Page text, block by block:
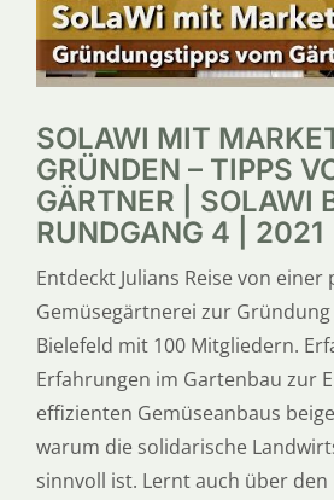
SOLAWI MIT
GRÜNDEN – TIPPS
GÄRTNER | SOLAWI
RUNDGANG 4 | 2021
Entdeckt Julians Reise von
Gemüsegärtnerei zur Gründung
Bielefeld mit 100 Mitgliedern.
Erfahrungen im Gartenbau zur
effizienten Gemüseanbaus
warum die solidarische
sinnvoll ist. Lernt auch über den